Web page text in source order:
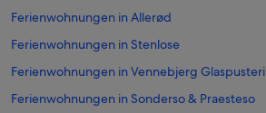
Ferienwohnungen in Allerød
Ferienwohnungen in Stenlose
Ferienwohnungen in Vennebjerg Glaspusteri
Ferienwohnungen in Sonderso & Praesteso